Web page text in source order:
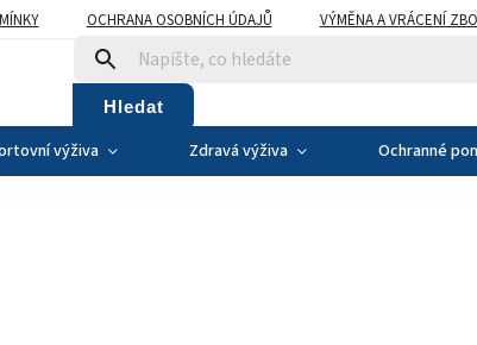
OCHRANA OSOBNÍCH ÚDAJŮ VÝMĚNA A VRÁCENÍ
Hledat
výživa Zdravá výživa Ochranné